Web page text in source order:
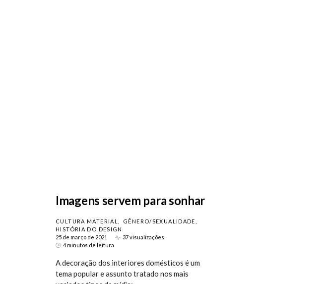
Imagens servem para sonhar
CULTURA MATERIAL
GÊNERO/SEXUALIDADE
HISTÓRIA DO DESIGN
25 de março de 2021
37 visualizações
4 minutos de leitura
A decoração dos interiores domésticos é um
tema popular e assunto tratado nos mais